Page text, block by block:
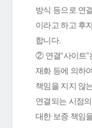
방식 등으로 연
이라고 하고 후
합니다.
② 연결“사이트”
재화 등에 의하
책임을 지지 않
연결되는 시점
대한 보증 책임